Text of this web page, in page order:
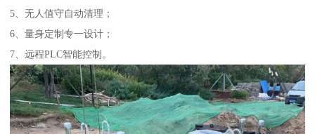
5、无人值守自动清理；
6、量身定制专一设计；
7、远程PLC智能控制。